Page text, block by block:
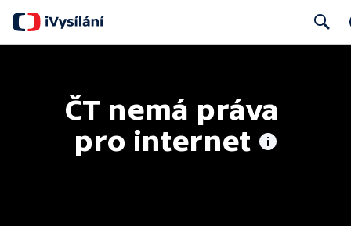
ČT nemá práva
pro internet